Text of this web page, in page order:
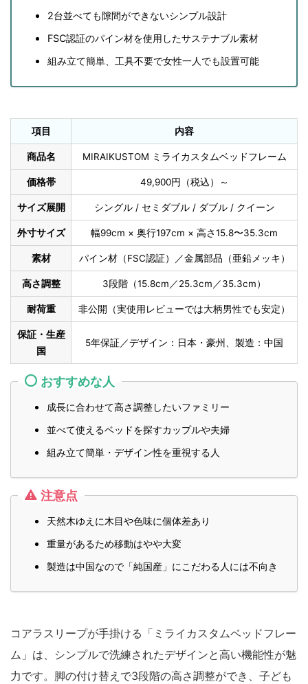
2台並べても隙間ができないシンプル設計
FSC認証のパイン材を使用したサステナブル素材
組み立て簡単、工具不要で女性一人でも設置可能
項目 内容
商品名 MIRAIKUSTOM ミライカスタムベッドフレーム
価格帯 49,900円（税込）～
サイズ展開 シングル / セミダブル / ダブル / クイーン
外寸サイズ 幅99cm × 奥行197cm × 高さ15.8〜35.3cm
素材 パイン材（FSC認証）／金属部品（亜鉛メッキ）
高さ調整 3段階（15.8cm／25.3cm／35.3cm）
耐荷重 非公開（実使用レビューでは大柄男性でも安定）
保証・生産
国
5年保証／デザイン：日本・豪州、製造：中国
おすすめな人
成長に合わせて高さ調整したいファミリー
並べて使えるベッドを探すカップルや夫婦
組み立て簡単・デザイン性を重視する人
注意点
天然木ゆえに木目や色味に個体差あり
重量があるため移動はやや大変
製造は中国なので「純国産」にこだわる人には不向き
コアラスリープが手掛ける「ミライカスタムベッドフレー
ム」は、シンプルで洗練されたデザインと高い機能性が魅
力です。脚の付け替えで3段階の高さ調整ができ、子ども